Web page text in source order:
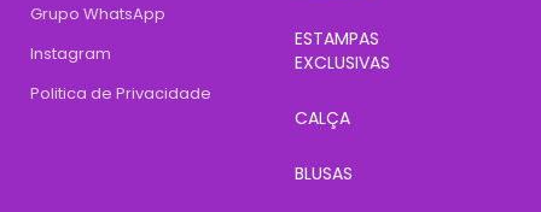
Grupo WhatsApp
Instagram
Politica de Privacidade
ESTAMPAS
EXCLUSIVAS
CALÇA
BLUSAS